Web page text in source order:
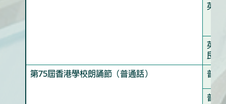
英語
英語
良
第75屆香港學校朗誦節（普通話） 普通
普通